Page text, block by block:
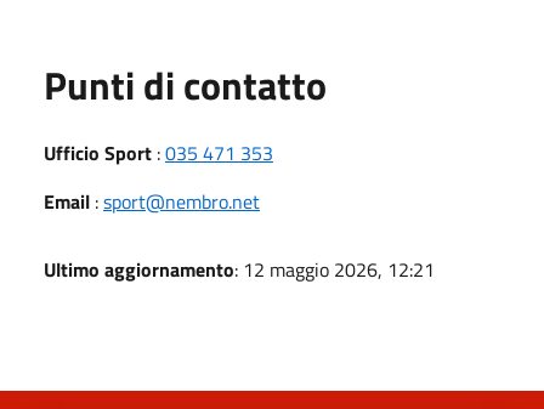
Punti di contatto
Ufficio Sport :035 471 353
Email :sport@nembro.net
Ultimo aggiornamento: 12 maggio 2026, 12:21